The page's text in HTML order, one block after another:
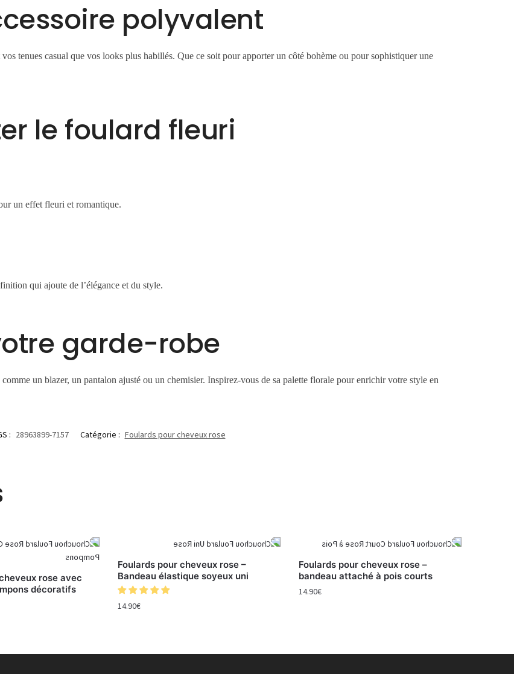
polyvalent
tenues casual que vos looks plus habillés. Que ce soit pour apporter un côté bohème ou pour sophistiquer une
le foulard fleuri
un effet fleuri et romantique.
qui ajoute de l’élégance et du style.
garde-robe
un blazer, un pantalon ajusté ou un chemisier. Inspirez-vous de sa palette florale pour enrichir votre style en
: 28963899-7157 Catégorie : Foulards pour cheveux rose
rose avec
décoratifs
Foulards pour cheveux rose –
Bandeau élastique soyeux uni
14.90€
Foulards pour cheveux rose –
bandeau attaché à pois courts
14.90€